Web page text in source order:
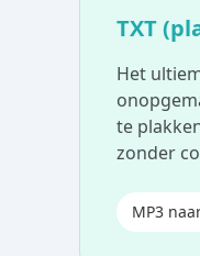
TXT
Het
te
zonder
MP3